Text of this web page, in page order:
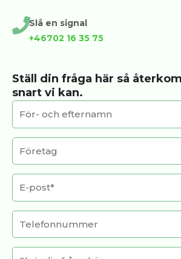
Slå en signal
+46702 16 35 75
Ställ din fråga här så
snart vi kan.